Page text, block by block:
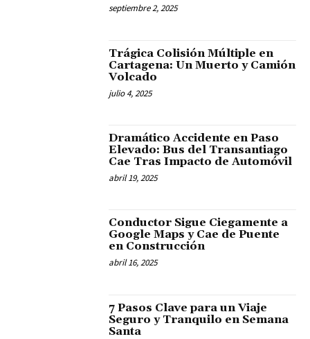
septiembre 2, 2025
Trágica Colisión Múltiple en
Cartagena: Un Muerto y Camión
Volcado
julio 4, 2025
Dramático Accidente en Paso
Elevado: Bus del Transantiago
Cae Tras Impacto de Automóvil
abril 19, 2025
Conductor Sigue Ciegamente a
Google Maps y Cae de Puente
en Construcción
abril 16, 2025
7 Pasos Clave para un Viaje
Seguro y Tranquilo en Semana
Santa